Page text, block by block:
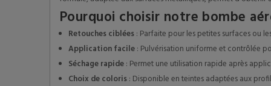
Pourquoi choisir notre bombe
Retouches ciblées: Parfaite pour les petites surfaces ou
Application facile: Pulvérisation uniforme et contrôlée
Séchage rapide: Permet une utilisation rapide après
Choix de coloris: Disponible en teintes adaptées aux